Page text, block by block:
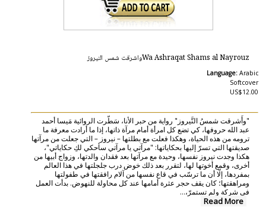
Wa Ashraqat Shams al Nayrouzواشرقت شمس النيروز
Language: Arabic
Softcover
US$12.00
"وأَشرقت شمسُ النَّيروز" رواية من حبر الأنا، سَطّرت الروائية مَيسا أحمد
عبد الله حروفها، كي تضع كل امرأة أمام مرآة ذاتها، إذا ما أرادت معرفة ما
ترومه من هذه الحياة، وهكذا فعلت مع بطلتها – نيروز – التي جعلت من مرآتها
صديقتها التي تسرّ إليها بحكاياتها: "مرآتي يا مرآتي سأحكي لكِ حكاياتي"،
هكذا وجدت نيروز نفسها، وحيدة مع مرآتها بعد فقدان والدتها، وزواج أبيها من
أخرى، وقمع أخوتها لها، لتقرر بعد ذلك خوض درب جلجلتها في هذا العالم
بمفردها، إلّا أن ما ترسّب في قاع نفسها من آلام رافقتها في طفولتها
ومراهقتها؛ كان يقف حجر عثرة أمامها عند كل محاولة للنهوض. بدأت العمل
في شركة ولم تستمرّ،...
Read More